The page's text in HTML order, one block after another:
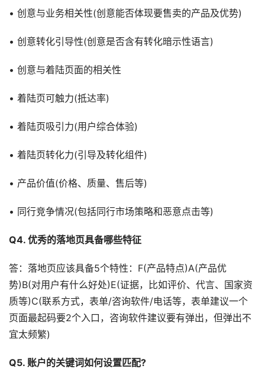
• 创意与业务相关性(创意能否体现要售卖的产品及优势)
• 创意转化引导性(创意是否含有转化暗示性语言)
• 创意与着陆页面的相关性
• 着陆页可触力(抵达率)
• 着陆页吸引力(用户综合体验)
• 着陆页转化力(引导及转化组件)
• 产品价值(价格、质量、售后等)
• 同行竞争情况(包括同行市场策略和恶意点击等)
Q4. 优秀的落地页具备哪些特征
答：落地页应该具备5个特性：F(产品特点)A(产品优
势)B(对用户有什么好处)E(证据，比如评价、代言、国家资
质等)C(联系方式，表单/咨询软件/电话等，表单建议一个
页面最起码要2个入口，咨询软件建议要有弹出，但弹出不
宜太频繁)
Q5. 账户的关键词如何设置匹配?